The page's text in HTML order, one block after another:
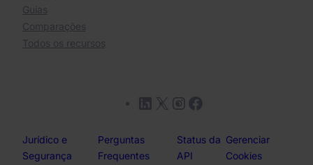
Guias
Comparações
Todos os recursos
Jurídico e
Segurança
Perguntas
Frequentes
Status da
API
Gerenciar
Cookies